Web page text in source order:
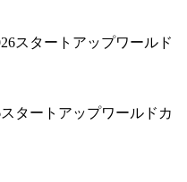
タートアップワールドカ